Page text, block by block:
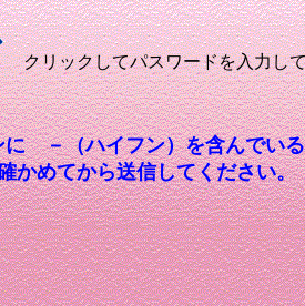
クリックしてパスワードを入力し
－（ハイフン）を含んでい
ら送信してください。